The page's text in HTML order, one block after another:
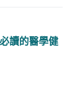
讀的醫學健